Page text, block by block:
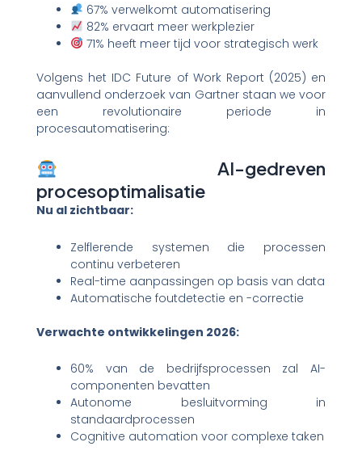
67% verwelkomt automatisering
82% ervaart meer werkplezier
71% heeft meer tijd voor strategisch werk
Volgens het IDC Future of Work Report (2025) en
aanvullend onderzoek van Gartner staan we voor
een revolutionaire periode in
procesautomatisering:
AI-gedreven
procesoptimalisatie
Nu al zichtbaar:
Zelflerende systemen die processen
continu verbeteren
Real-time aanpassingen op basis van data
Automatische foutdetectie en -correctie
Verwachte ontwikkelingen 2026:
60% van de bedrijfsprocessen zal AI-
componenten bevatten
Autonome besluitvorming in
standaardprocessen
Cognitive automation voor complexe taken